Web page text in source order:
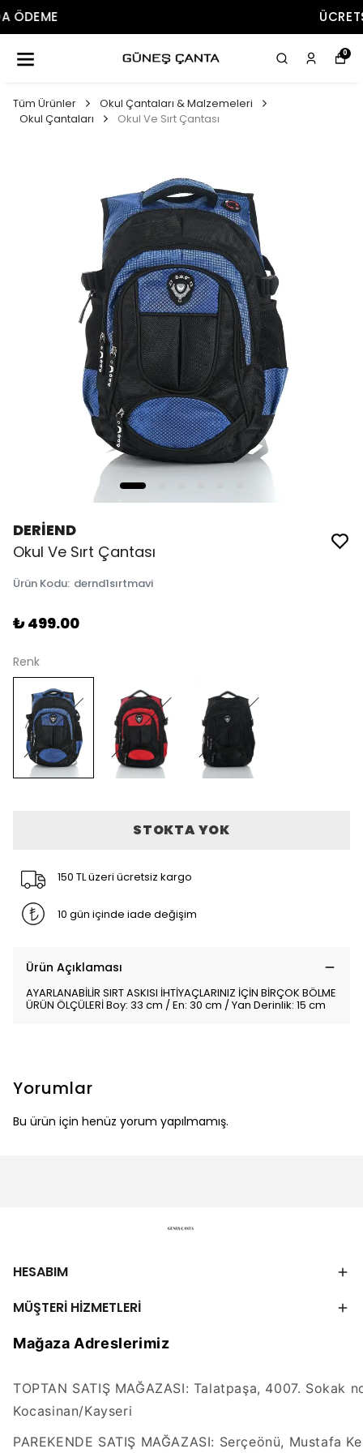
0
Tüm Ürünler
Okul Çantaları & Malzemeleri
Okul Çantaları
Okul Ve Sırt Çantası
DERİEND
Okul Ve Sırt Çantası
Ürün Kodu: dernd1sırtmavi
₺ 499.00
Renk
STOKTA YOK
150 TL üzeri ücretsiz kargo
10 gün içinde iade değişim
Ürün Açıklaması
AYARLANABİLİR SIRT ASKISI İHTİYAÇLARINIZ İÇİN BİRÇOK BÖLME
ÜRÜN ÖLÇÜLERİ Boy: 33 cm / En: 30 cm / Yan Derinlik: 15 cm
Yorumlar
Bu ürün için henüz yorum yapılmamış.
HESABIM
MÜŞTERİ HİZMETLERİ
Mağaza Adreslerimiz
TOPTAN SATIŞ MAĞAZASI: Talatpaşa, 4007. Sokak
Kocasinan/Kayseri
PAREKENDE SATIŞ MAĞAZASI: Serçeönü, Mustafa